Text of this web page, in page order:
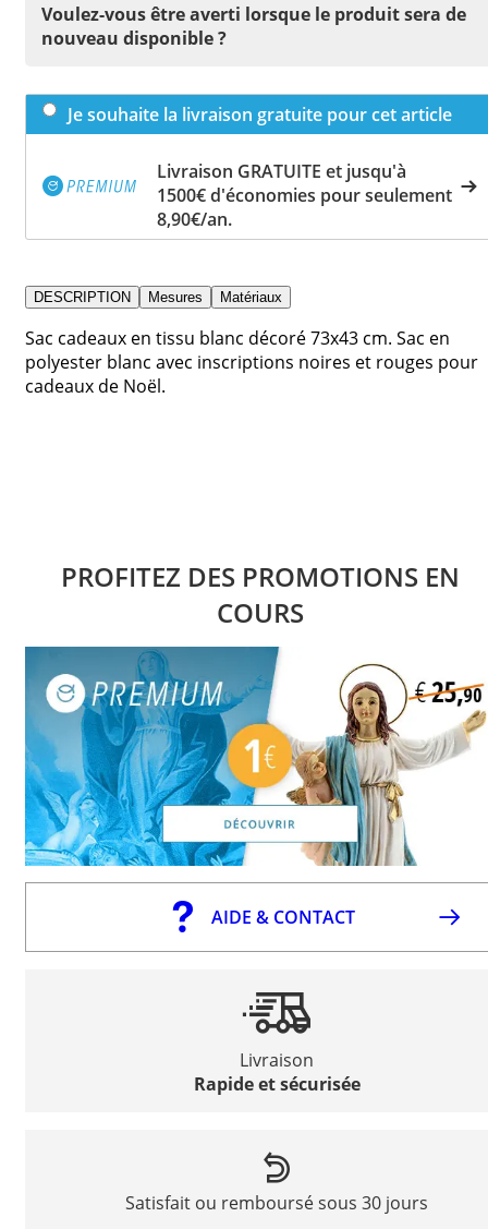
Voulez-vous être averti lorsque le produit sera de
nouveau disponible ?
Je souhaite la livraison gratuite pour cet article
Livraison GRATUITE et jusqu'à
1500€ d'économies pour seulement
8,90€/an.
DESCRIPTION Mesures Matériaux
Sac cadeaux en tissu blanc décoré 73x43 cm. Sac en
polyester blanc avec inscriptions noires et rouges pour
cadeaux de Noël.
PROFITEZ DES PROMOTIONS EN
COURS
AIDE & CONTACT
Livraison
Rapide et sécurisée
Satisfait ou remboursé sous 30 jours